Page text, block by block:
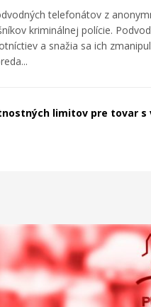
telefonátov z
kriminálnej polície.
a snažia sa ich
limitov pre tovar